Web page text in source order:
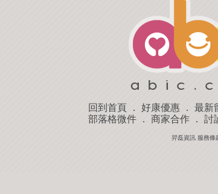
回到首頁 ． 好康優惠 ． 最新
部落格微件． 商家合作． 討
羿磊資訊 服務條